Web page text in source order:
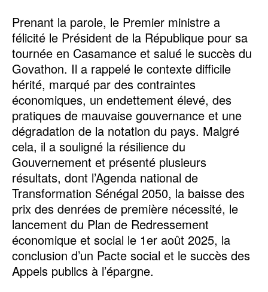
Prenant la parole, le Premier ministre a
félicité le Président de la République pour sa
tournée en Casamance et salué le succès du
Govathon. Il a rappelé le contexte difficile
hérité, marqué par des contraintes
économiques, un endettement élevé, des
pratiques de mauvaise gouvernance et une
dégradation de la notation du pays. Malgré
cela, il a souligné la résilience du
Gouvernement et présenté plusieurs
résultats, dont l’Agenda national de
Transformation Sénégal 2050, la baisse des
prix des denrées de première nécessité, le
lancement du Plan de Redressement
économique et social le 1er août 2025, la
conclusion d’un Pacte social et le succès des
Appels publics à l’épargne.